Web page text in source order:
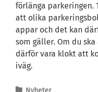
förlänga parkeringen.
att olika
appar och det kan
som gäller. Om du
därför vara klokt att
iväg.
Nyheter